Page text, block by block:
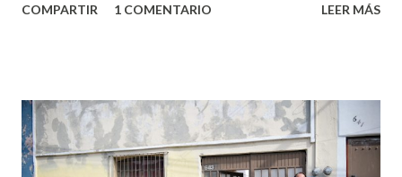
partes de ti que jamás hubieras imaginado. El problema es
conoces ni la mitad de lo que deberías saber. Pero incluso
quienes ya han tenido relaciones sexuales no son expertos
o expertas en el tema. Siempre hay algo nuevo que
COMPARTIR 1 COMENTARIO LEER MÁS